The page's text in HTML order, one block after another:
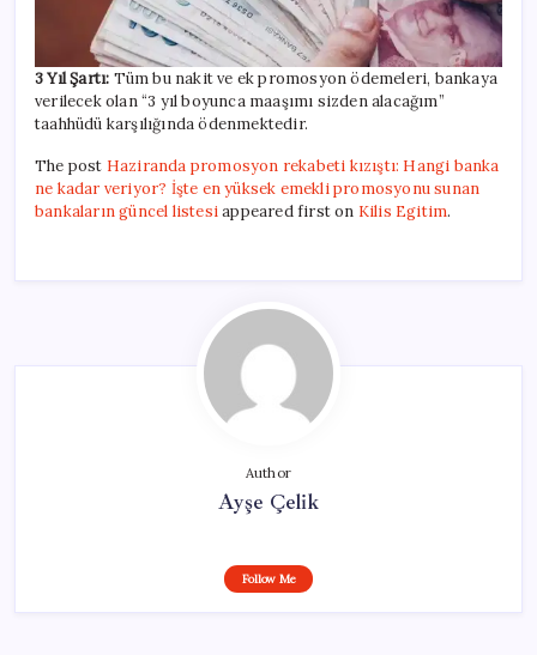
3 Yıl Şartı: Tüm bu nakit ve ek promosyon ödemeleri, bankaya
verilecek olan “3 yıl boyunca maaşımı sizden alacağım”
taahhüdü karşılığında ödenmektedir.
The post Haziranda promosyon rekabeti kızıştı: Hangi banka
ne kadar veriyor? İşte en yüksek emekli promosyonu sunan
bankaların güncel listesiappeared first on Kilis Egitim.
Author
Ayşe Çelik
Follow Me